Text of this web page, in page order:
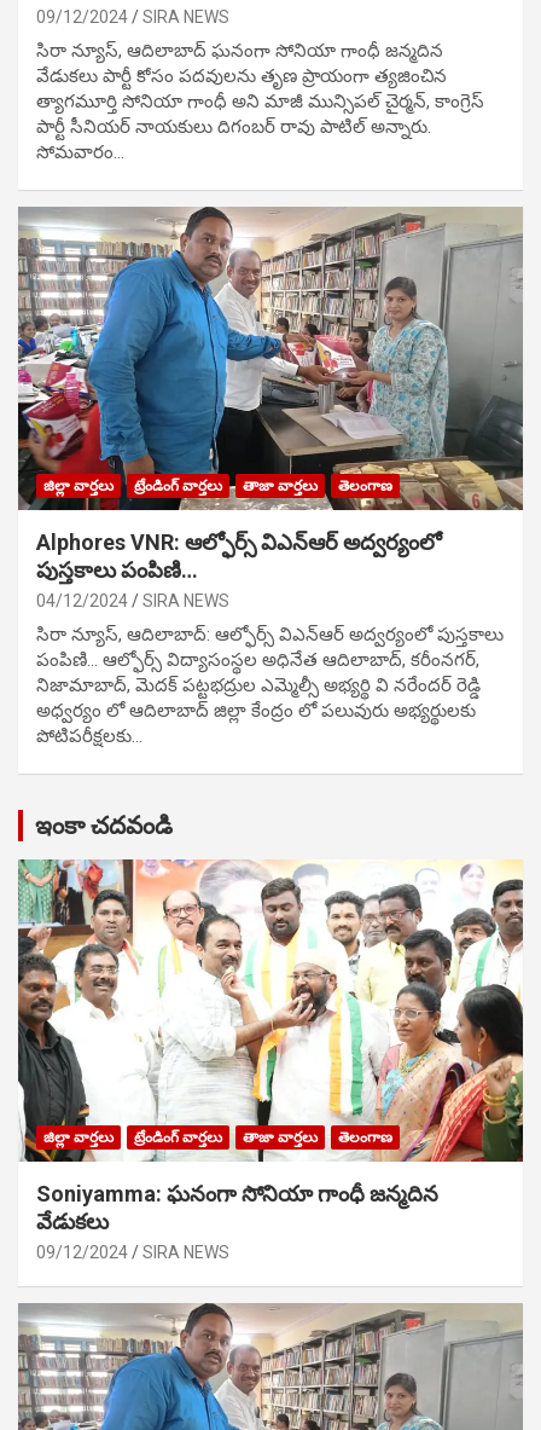
09/12/2024 SIRA NEWS
సిరా న్యూస్, ఆదిలాబాద్ ఘ‌నంగా సోనియా గాంధీ జ‌న్మ‌దిన
వేడుక‌లు పార్టీ కోసం ప‌ద‌వుల‌ను తృణ ప్రాయంగా త్య‌జించిన
త్యాగమూర్తి సోనియా గాంధీ అని మాజీ మున్సిప‌ల్ చైర్మ‌న్, కాంగ్రెస్
పార్టీ సీనియ‌ర్ నాయ‌కులు దిగంబ‌ర్ రావు పాటిల్ అన్నారు.
సోమవారం…
జిల్లా వార్తలు ట్రేండింగ్ వార్తలు తాజా వార్తలు తెలంగాణ
Alphores VNR: ఆల్ఫోర్స్ విఎన్ఆర్ అద్వర్యంలో
పుస్తకాలు పంపిణి…
04/12/2024 SIRA NEWS
సిరా న్యూస్, ఆదిలాబాద్: ఆల్ఫోర్స్ విఎన్ఆర్ అద్వర్యంలో పుస్తకాలు
పంపిణి… ఆల్ఫోర్స్ విద్యాసంస్థల అధినేత ఆదిలాబాద్, కరీంనగర్,
నిజామాబాద్, మెదక్ పట్టభద్రుల ఎమ్మెల్సీ అభ్యర్థి వి నరేందర్ రెడ్డి
అధ్వర్యం లో ఆదిలాబాద్ జిల్లా కేంద్రం లో పలువురు అభ్యర్థులకు
పోటిప‌రీక్ష‌ల‌కు…
ఇంకా చదవండి
జిల్లా వార్తలు ట్రేండింగ్ వార్తలు తాజా వార్తలు తెలంగాణ
Soniyamma: ఘ‌నంగా సోనియా గాంధీ జ‌న్మ‌దిన
వేడుక‌లు
09/12/2024 SIRA NEWS